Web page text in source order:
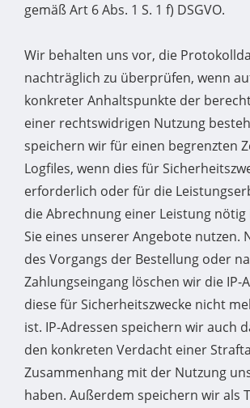
gemäß Art 6 Abs. 1 S. 1 f) DSGVO.
Wir behalten uns vor, die
nachträglich zu überprüfen, wenn
konkreter Anhaltspunkte der
einer rechtswidrigen Nutzung
speichern wir für einen begrenzten
Logfiles, wenn dies für
erforderlich oder für die
die Abrechnung einer Leistung nötig
Sie eines unserer Angebote nutzen.
des Vorgangs der Bestellung oder
Zahlungseingang löschen wir die IP-
diese für Sicherheitszwecke nicht
ist. IP-Adressen speichern wir auch
den konkreten Verdacht einer
Zusammenhang mit der Nutzung
haben. Außerdem speichern wir als